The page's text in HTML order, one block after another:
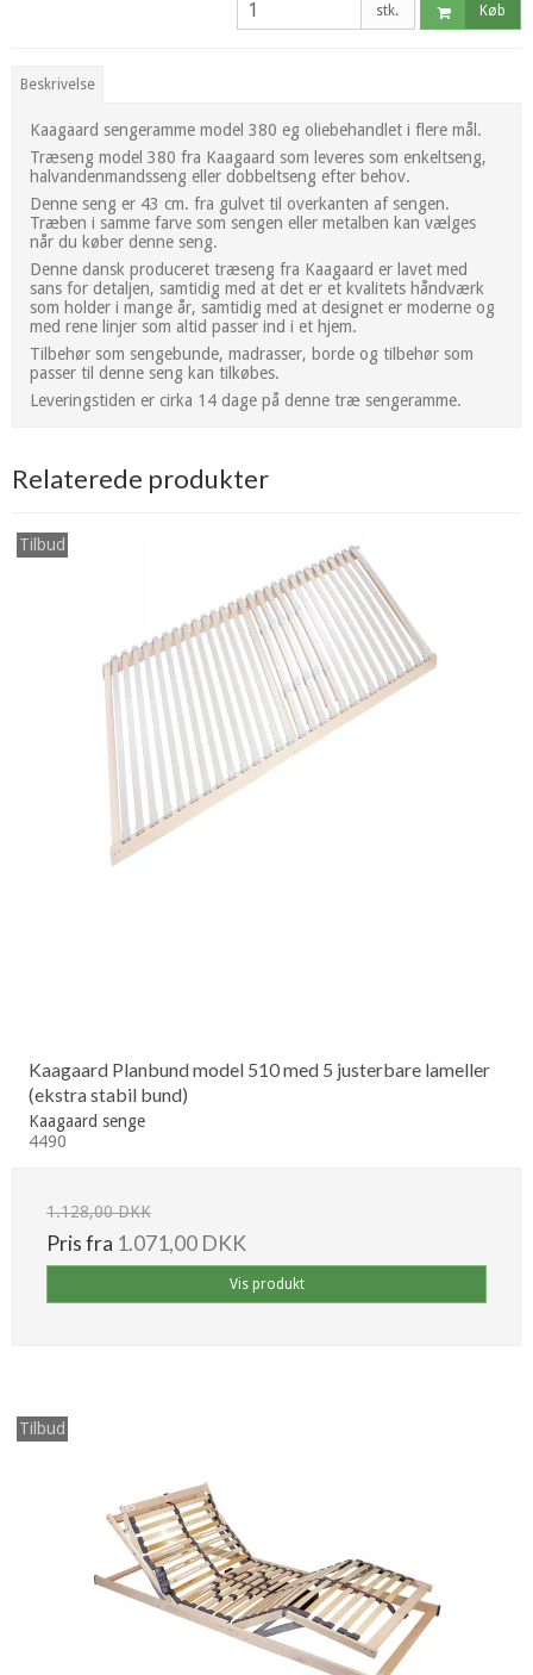
stk. Køb
Beskrivelse
Kaagaard sengeramme model 380 eg oliebehandlet i flere mål.
Træseng model 380 fra Kaagaard som leveres som enkeltseng,
halvandenmandsseng eller dobbeltseng efter behov.
Denne seng er 43 cm. fra gulvet til overkanten af sengen.
Træben i samme farve som sengen eller metalben kan vælges
når du køber denne seng.
Denne dansk produceret træseng fra Kaagaard er lavet med
sans for detaljen, samtidig med at det er et kvalitets håndværk
som holder i mange år, samtidig med at designet er moderne og
med rene linjer som altid passer ind i et hjem.
Tilbehør som sengebunde, madrasser, borde og tilbehør som
passer til denne seng kan tilkøbes.
Leveringstiden er cirka 14 dage på denne træ sengeramme.
Relaterede produkter
Tilbud
Kaagaard Planbund model 510 med 5 justerbare lameller
(ekstra stabil bund)
Kaagaard senge
4490
1.128,00 DKK
Pris fra 1.071,00 DKK
Vis produkt
Tilbud